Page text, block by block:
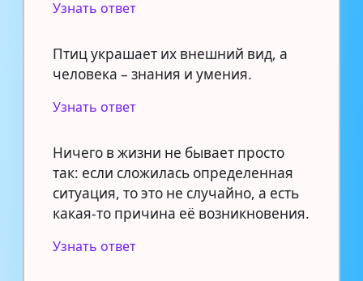
Узнать ответ
Птиц украшает их внешний вид, а
человека – знания и умения.
Узнать ответ
Ничего в жизни не бывает просто
так: если сложилась определенная
ситуация, то это не случайно, а есть
какая-то причина её возникновения.
Узнать ответ